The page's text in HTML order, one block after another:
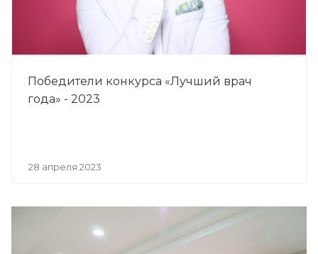
Победители конкурса «Лучший врач
года» - 2023
28 апреля 2023